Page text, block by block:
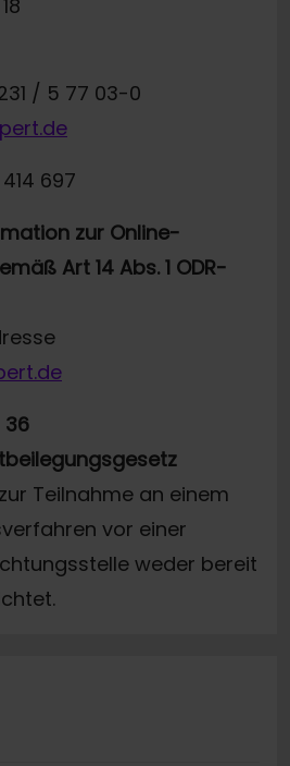
/ 5 77 03-0
414 697
zur Online-
Art 14 Abs. 1 ODR-
36
Teilnahme an einem
vor einer
weder bereit